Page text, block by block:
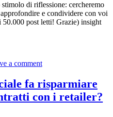
di riflessione: cercheremo
e condividere con voi
post letti! Grazie) insight
a comment
fa risparmiare
con i retailer?